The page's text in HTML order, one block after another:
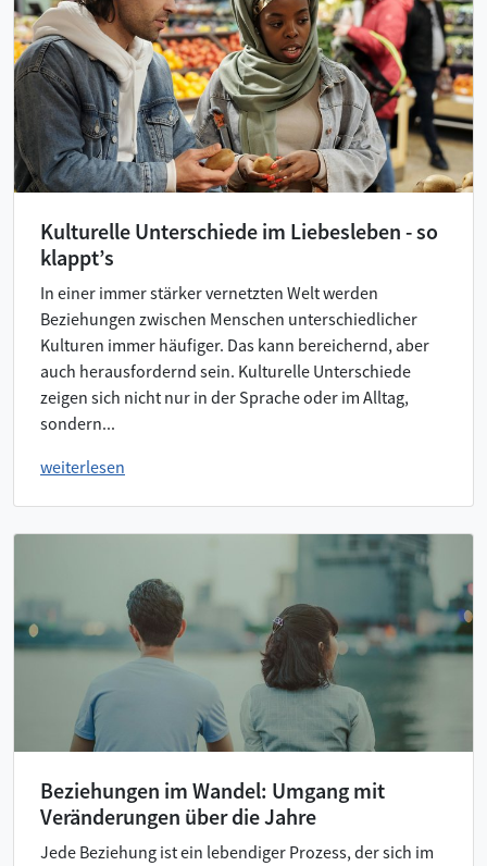
Kulturelle Unterschiede im Liebesleben - so
klappt’s
In einer immer stärker vernetzten Welt werden
Beziehungen zwischen Menschen unterschiedlicher
Kulturen immer häufiger. Das kann bereichernd, aber
auch herausfordernd sein. Kulturelle Unterschiede
zeigen sich nicht nur in der Sprache oder im Alltag,
sondern...
weiterlesen
Beziehungen im Wandel: Umgang mit
Veränderungen über die Jahre
Jede Beziehung ist ein lebendiger Prozess, der sich im